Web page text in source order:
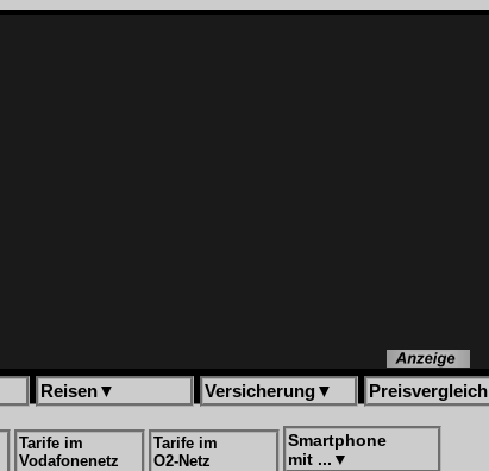
Reisen▼ Versicherung▼ Preisvergleich
Tarife im
Vodafonenetz
Tarife im
O2-Netz
Smartphone
mit ... ▼